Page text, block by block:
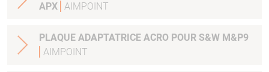
APX AIMPOINT
PLAQUE ADAPTATRICE ACRO POUR S&W M&P9
AIMPOINT